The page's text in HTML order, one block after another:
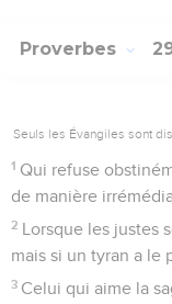
Proverbes
Seuls les Évangiles sont
1 Qui refuse
de manière
2 Lorsque les justes
mais si un tyran a le
3 Celui qui aime la